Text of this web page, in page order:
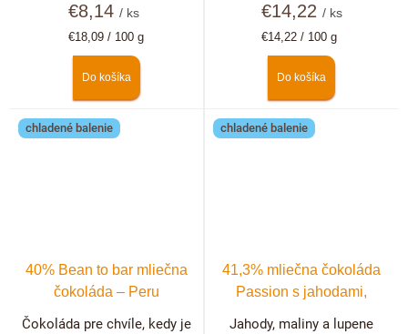
€8,14/ ks
Jednotková
€18,09 / 100 g
Do košíka
€14,22 / ks
Jednotková
€14,22 / 100 g
Do košíka
chladené balenie
40% Bean to bar mliečna
čokoláda – Peru
Čokoláda pre chvíle, kedy je
chladené balenie
41,3% mliečna čokoláda
Passion s jahodami,
malinami a fialkami
Jahody, maliny a lupene